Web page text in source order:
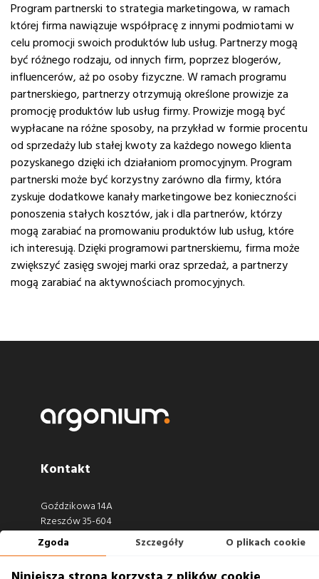
Program partnerski to strategia marketingowa, w ramach
której firma nawiązuje współpracę z innymi podmiotami w
celu promocji swoich produktów lub usług. Partnerzy mogą
być różnego rodzaju, od innych firm, poprzez blogerów,
influencerów, aż po osoby fizyczne. W ramach programu
partnerskiego, partnerzy otrzymują określone prowizje za
promocję produktów lub usług firmy. Prowizje mogą być
wypłacane na różne sposoby, na przykład w formie procentu
od sprzedaży lub stałej kwoty za każdego nowego klienta
pozyskanego dzięki ich działaniom promocyjnym. Program
partnerski może być korzystny zarówno dla firmy, która
zyskuje dodatkowe kanały marketingowe bez konieczności
ponoszenia stałych kosztów, jak i dla partnerów, którzy
mogą zarabiać na promowaniu produktów lub usług, które
ich interesują. Dzięki programowi partnerskiemu, firma może
zwiększyć zasięg swojej marki oraz sprzedaż, a partnerzy
mogą zarabiać na aktywnościach promocyjnych.
Kontakt
Goździkowa 14A
Rzeszów 35-604
Zgoda Szczegóły O plikach cookie